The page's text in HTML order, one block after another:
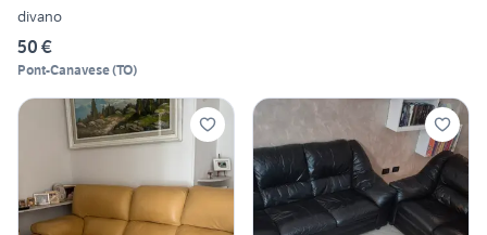
divano
50 €
Pont-Canavese(TO)